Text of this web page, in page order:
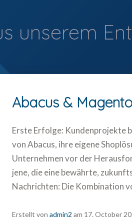
unserem
Abacus &
Erste Erfolge: Kundenprojekte
von Abacus, ihre eigene
Unternehmen vor der
jene, die eine bewährte,
Nachrichten: Die Kombination
Erstellt von admin2 am 17. October